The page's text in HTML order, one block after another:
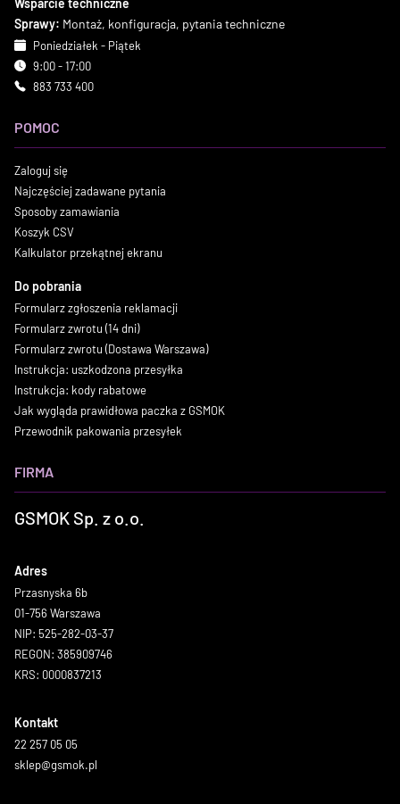
Sprawy: Montaż, konfiguracja, pytania techniczne
Poniedziałek - Piątek
9:00 - 17:00
883 733 400
POMOC
Zaloguj się
Najczęściej zadawane pytania
Sposoby zamawiania
Koszyk CSV
Kalkulator przekątnej ekranu
Do pobrania
Formularz zgłoszenia reklamacji
Formularz zwrotu (14 dni)
Formularz zwrotu (Dostawa Warszawa)
Instrukcja: uszkodzona przesyłka
Instrukcja: kody rabatowe
Jak wygląda prawidłowa paczka z GSMOK
Przewodnik pakowania przesyłek
FIRMA
GSMOK Sp. z o.o.
Adres
Przasnyska 6b
01-756 Warszawa
NIP: 525-282-03-37
REGON: 385909746
KRS: 0000837213
Kontakt
22 257 05 05
sklep@gsmok.pl